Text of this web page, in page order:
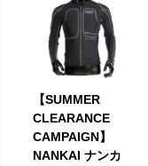
【SUMMER
CLEARANCE
CAMPAIGN】
NANKAI ナンカ